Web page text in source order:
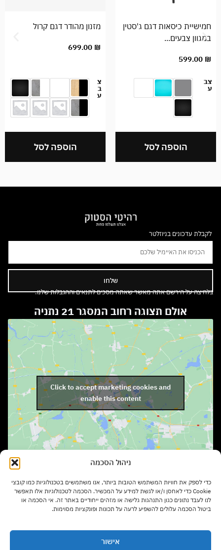
ניהול הסכמה
כדי לספק את חוויות המשתמש הטובות ביותר, אנו משתמשים בטכנולוגיות כמו קובצי
Cookie כדי לאחסן ו/או לגשת למידע על המכשיר. הסכמה לטכנולוגיות אלו תאפשר
לנו לעבד נתונים כגון התנהגות גלישה או מזהים ייחודיים באתר זה. אי הסכמה או
ביטול הסכמה עלולים להשפיע לרעה על תכונות ופונקציות מסוימות.
אישור
599.00₪
חמישיית כיסאות דגם ג'סטין
במגוון צבעים...
צב
ע
הוספה לסל
699.00₪
מזנון מהודר דגם קרול
צ
ב
ע
הוספה לסל
לקבלת עדכונים בניוזלטר
שלחו
בלחיצה על הירשם אתה מאשר שאתה מסכים לתנאים וההגבלות שלנו.
אולם תצוגה רחוב המסגר 21 נתניה
Click to accept marketing cookies and
enable this content
ימים א' – ה' בשעות 9:00 – 17:00
יום ו' בשעות 9:00 – 13:00